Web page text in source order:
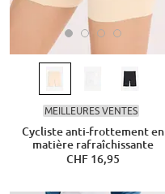
MEILLEURES VENTES
Cycliste anti-frottement en
matière rafraîchissante
CHF 16,95